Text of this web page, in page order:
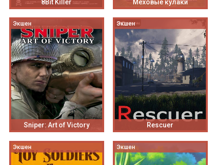
8Bit Killer Меховые кулаки
Экшен
Sniper: Art of Victory
Экшен
Rescuer
Экшен Экшен